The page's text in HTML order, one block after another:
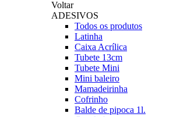
Voltar
ADESIVOS
Todos os produtos
Latinha
Caixa Acrílica
Tubete 13cm
Tubete Mini
Mini baleiro
Mamadeirinha
Cofrinho
Balde de pipoca 1l.